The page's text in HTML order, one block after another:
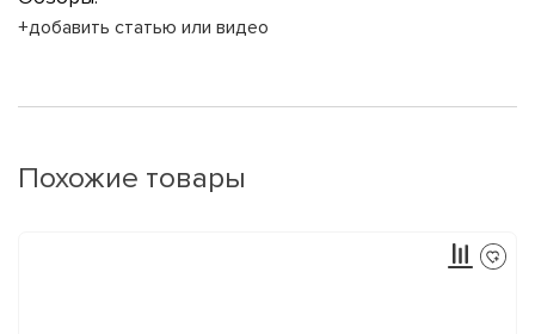
+добавить статью или видео
Похожие товары